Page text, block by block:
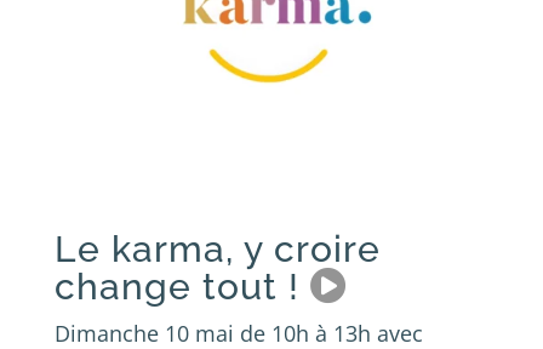
Le karma, y croire
change tout !
Dimanche 10 mai de 10h à 13h avec